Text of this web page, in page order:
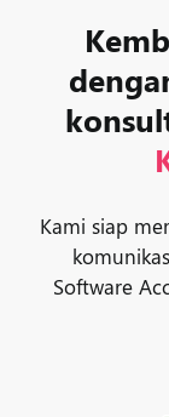
Kami siap
Software